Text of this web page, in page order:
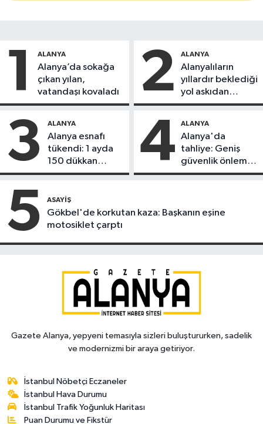
1 ALANYA
Alanya’da sokağa
çıkan yılan,
vatandaşı kovaladı
2 ALANYA
Alanyalıların
yıllardır beklediği
yol askıdan
döndü
3 ALANYA
Alanya esnafı
tükendi: 1 ayda
150 dükkan
kapandı
4 ALANYA
Alanya'da
tahliye: Geniş
güvenlik önlemi
alındı
5 ASAYIŞ
Gökbel'de korkutan kaza: Başkanın eşine
motosiklet çarptı
Gazete Alanya, yepyeni temasıyla sizleri buluştururken, sadelik
ve modernizmi bir araya getiriyor.
İstanbul Nöbetçi Eczaneler
İstanbul Hava Durumu
İstanbul Trafik Yoğunluk Haritası
Puan Durumu ve Fikstür